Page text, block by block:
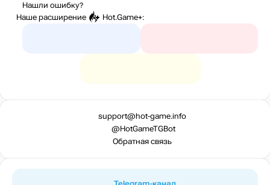
Нашли ошибку?
Наше расширение
Hot.Game+:
support@hot-game.info
@HotGameTGBot
Обратная связь